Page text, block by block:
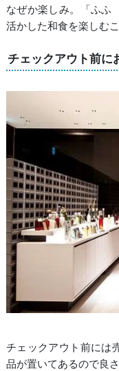
なぜか楽しみ。「ふ
活かした和食を楽しむ
チェックアウト前に
チェックアウト前には
品が置いてあるので良